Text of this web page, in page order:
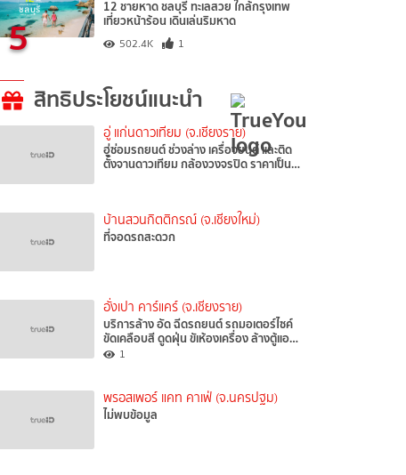
5
12 ชายหาด ชลบุรี ทะเลสวย ใกล้กรุงเทพ
เที่ยวหน้าร้อน เดินเล่นริมหาด
502.4K 1
สิทธิประโยชน์แนะนำ
อู่ แก่นดาวเทียม (จ.เชียงราย)
ฮู่ซ่อมรถยนต์ ช่วงล่าง เครื่องยนต์ และติด
ตั้งจานดาวเทียม กล้องวงจรปิด ราคาเป็น…
บ้านสวนกิตติกรณ์ (จ.เชียงใหม่)
ที่จอดรถสะดวก
อั่งเปา คาร์แคร์ (จ.เชียงราย)
บริการล้าง อัด ฉีดรถยนต์ รถมอเตอร์ไซค์
ขัดเคลือบสี ดูดฝุ่น ขัเห้องเครื่อง ล้างตู้แอ…
1
พรอสเพอร์ แคท คาเฟ่ (จ.นครปฐม)
ไม่พบข้อมูล